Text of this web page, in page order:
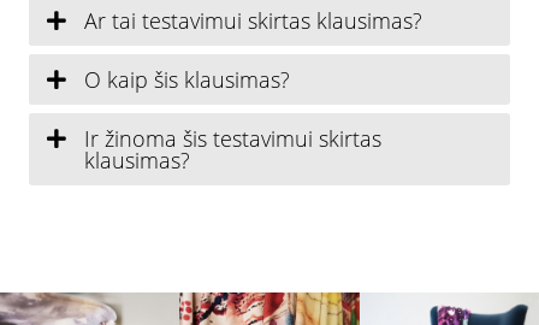
Ar tai testavimui skirtas klausimas?
O kaip šis klausimas?
Ir žinoma šis testavimui skirtas
klausimas?